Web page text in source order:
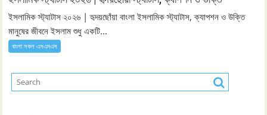
ইসলামিক স্ট্যাটাস ২০২৬ | হৃদয়ছোঁয়া বাংলা ইসলামিক স্ট্যাটাস, ক্যাপশন ও উক্তি
মানুষের জীবনে ইসলাম শুধু একটি...
বাংলা সকল এসএমএস